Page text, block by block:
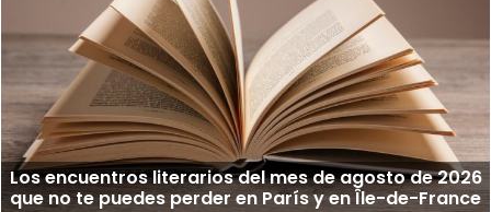
Los encuentros literarios del mes de agosto de 2026
que no te puedes perder en París y en Île-de-France